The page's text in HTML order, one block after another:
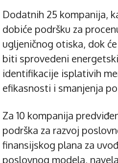
Dodatnih 25 kompanija,
dobiće podršku za
ugljeničnog otiska, dok
biti sprovedeni
identifikacije isplativih
efikasnosti i smanjenja
Za 10 kompanija
podrška za razvoj
finansijskog plana za
poslovnog modela,